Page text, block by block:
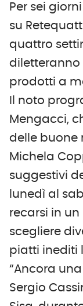
Per sei
su
quattro
diletteranno
prodotti a
Il noto
Mengacci,
delle buone
Michela
suggestivi
lunedì al
recarsi in
scegliere
piatti inediti
“Ancora
Sergio